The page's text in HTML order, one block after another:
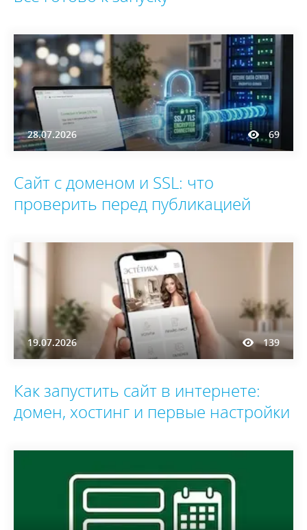
28.07.2026 69
Сайт с доменом и SSL: что
проверить перед публикацией
19.07.2026 139
Как запустить сайт в интернете:
домен, хостинг и первые настройки